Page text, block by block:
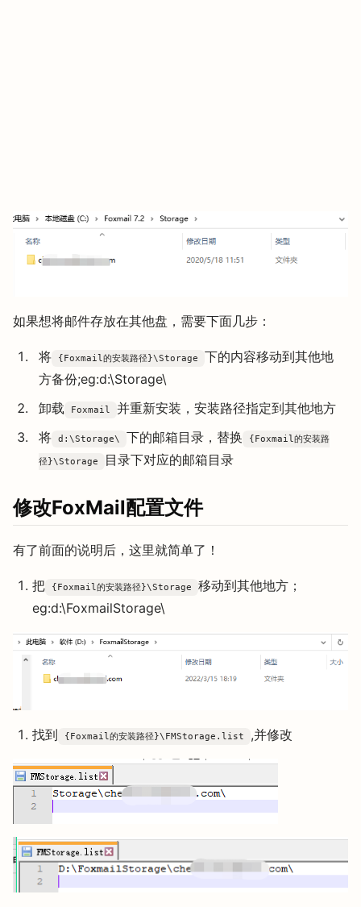
如果想将邮件存放在其他盘，需要下面几步：
将 {Foxmail的安装路径}\Storage
下的内容移动到其他地
方备份;eg:d:\Storage\
卸载
Foxmail
并重新安装，安装路径指定到其他地方
将
d:\Storage\ 下的邮箱目录，替换 {Foxmail的安装路
径}\Storage 目录下对应的邮箱目录
修改FoxMail配置文件
有了前面的说明后，这里就简单了！
把 {Foxmail的安装路径}\Storage
移动到其他地方；
eg:d:\FoxmailStorage\
找到 {Foxmail的安装路径}\FMStorage.list ,并修改